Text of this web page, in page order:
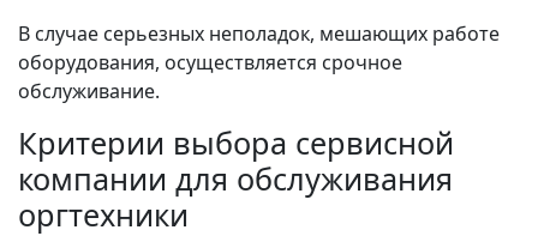
В случае серьезных неполадок, мешающих работе
оборудования, осуществляется срочное
обслуживание.
Критерии выбора сервисной
компании для обслуживания
оргтехники